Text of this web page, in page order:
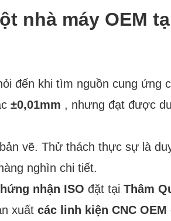
nhà máy OEM
đến khi tìm nguồn cung ứng
±0,01mm , nhưng đạt được
vẽ. Thử thách thực sự là
nghìn chi tiết.
nhận ISO đặt tại Thâm
xuất các linh kiện CNC OEM